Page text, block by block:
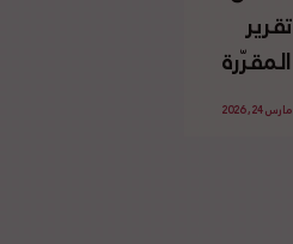
تقرير
المقرّرة
الخاصة
مارس 24, 2026